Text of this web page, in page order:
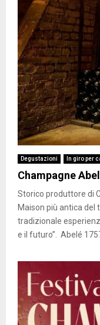
Degustazioni In giro per
Champagne
Storico produttore di
Maison più antica del
tradizionale
e il futuro”. Abelé